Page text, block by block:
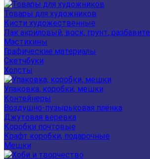
Товары для художников
Кисти художественные
Лак акриловый, воск, грунт,
Мастихины
Графические материалы
Скетчбуки
Холсты
Упаковка, коробки, мешки
Контейнеры
Воздушно-пузырьковая плёнка
Джутовая веревка
Коробки почтовые
Крафт коробки, подарочные
Мешки